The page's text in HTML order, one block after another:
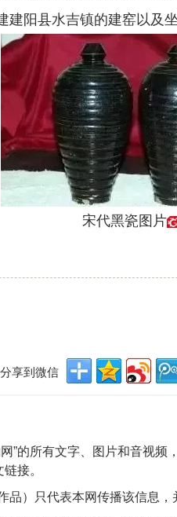
建阳县水吉镇的建窑以及
宋代黑瓷图片
享到微信
”的所有文字、图片和音视
接。
品）只代表本网传播该信息